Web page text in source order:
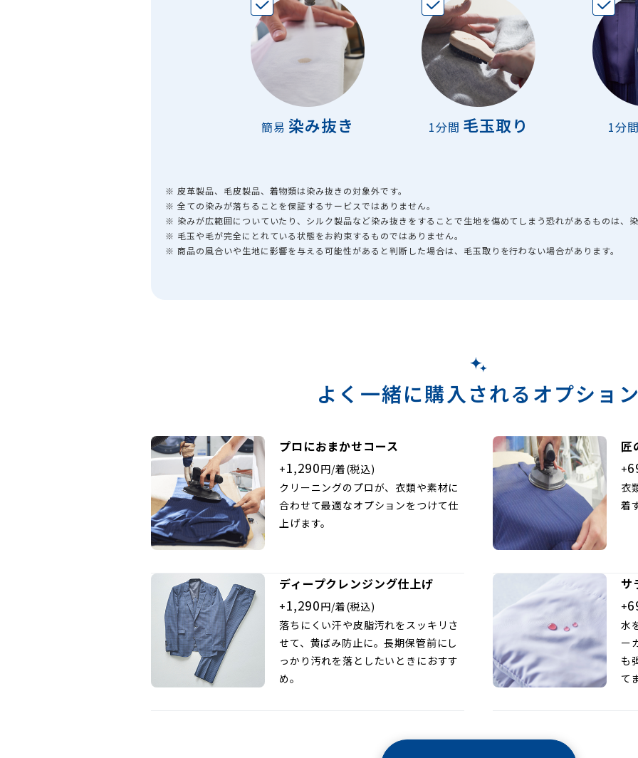
簡易 染み抜き 1分間 毛玉取り 1分
※ 皮革製品、毛皮製品、着物類は染み抜きの対象外です。
※ 全ての染みが落ちることを保証するサービスではありません。
※ 染みが広範囲についていたり、シルク製品など染み抜きをすることで生地を傷めてしまう恐れがあるものは、
※ 毛玉や毛が完全にとれている状態をお約束するものではありません。
※ 商品の風合いや生地に影響を与える可能性があると判断した場合は、毛玉取りを行わない場合があります。
よく一緒に購入されるオプショ
プロにおまかせコース
+1,290円/着(税込)
クリーニングのプロが、衣類や素材に
合わせて最適なオプションをつけて仕
上げます。
匠
+
衣
着
ディープクレンジング仕上げ
+1,290円/着(税込)
落ちにくい汗や皮脂汚れをスッキリさ
せて、黄ばみ防止に。長期保管前にし
っかり汚れを落としたいときにおすす
め。
サ
+
水
ー
も
て